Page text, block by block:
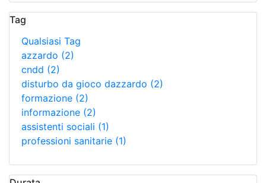
Tag
Qualsiasi Tag
azzardo (2)
cndd (2)
disturbo da gioco dazzardo (2)
formazione (2)
informazione (2)
assistenti sociali (1)
professioni sanitarie (1)